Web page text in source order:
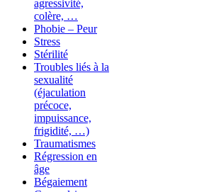
agressivité,
colère, …
Phobie – Peur
Stress
Stérilité
Troubles liés à la
sexualité
(éjaculation
précoce,
impuissance,
frigidité, …)
Traumatismes
Régression en
âge
Bégaiement